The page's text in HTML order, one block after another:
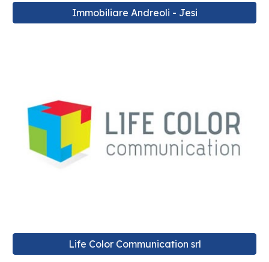
Immobiliare Andreoli - Jesi
Life Color Communication srl